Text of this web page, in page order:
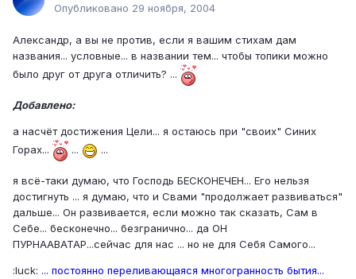
Опубликовано 29 ноября, 2004
Александр, а вы не против, если я вашим стихам дам
названия... условные... в названии тем... чтобы топики можно
было друг от друга отличить? ...
Добавлено:
а насчёт достижения Цели... я остаюсь при "своих" Синих
Горах...
... ...
я всё-таки думаю, что Господь БЕСКОНЕЧЕН... Его нельзя
достигнуть ... я думаю, что и Свами "продолжает развиваться"
дальше... Он развивается, если можно так сказать, Сам в
Себе... бесконечно... безгранично... да ОН
ПУРНААВАТАР...сейчас для нас ... но не для Себя Самого...
:luck: ... постоянно переливающаяся многогранность бытия...